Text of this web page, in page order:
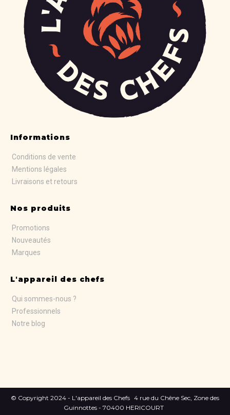
Informations
Conditions de vente
Mentions légales
Livraisons et retours
Nos produits
Promotions
Nouveautés
Marques
L'appareil des chefs
Qui sommes-nous ?
Professionnels
Notre blog
© Copyright 2024 - L'appareil des Chefs 4 rue du Chêne Sec, Zone des
Guinnottes - 70400 HERICOURT